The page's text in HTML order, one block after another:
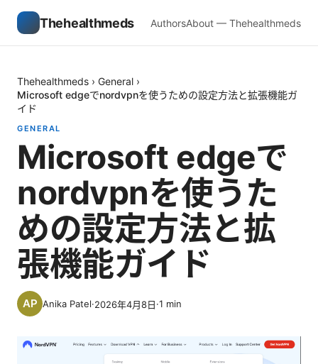
Thehealthmeds AuthorsAbout — Thehealthmeds
Thehealthmeds › General ›
Microsoft edgeでnordvpnを使うための設定方法と拡張機能ガ
イド
GENERAL
Microsoft edgeで
nordvpnを使うた
めの設定方法と拡
張機能ガイド
Anika Patel·2026年4月8日·1 min